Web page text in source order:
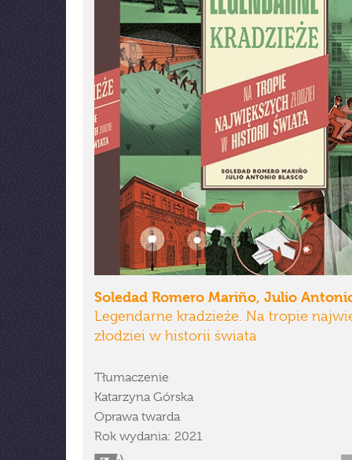
Soledad Romero Mariño, Julio
Legendarne kradzieże. Na tropie
złodziei w historii świata
Tłumaczenie
Katarzyna Górska
Oprawa twarda
Rok wydania: 2021